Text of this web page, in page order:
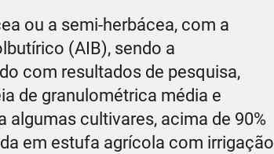
ou a semi-herbácea, com a
(AIB), sendo a
com resultados de pesquisa,
de granulométrica média e
algumas cultivares, acima de 90%
em estufa agrícola com irrigação